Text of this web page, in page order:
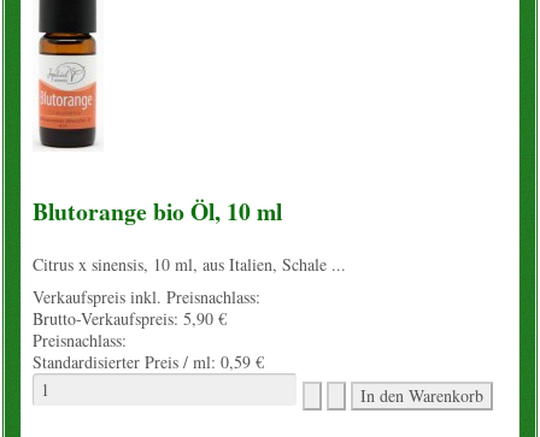
Blutorange bio Öl, 10 ml
Citrus x sinensis, 10 ml, aus Italien, Schale ...
Verkaufspreis inkl. Preisnachlass:
Brutto-Verkaufspreis: 5,90 €
Preisnachlass:
Standardisierter Preis / ml: 0,59 €